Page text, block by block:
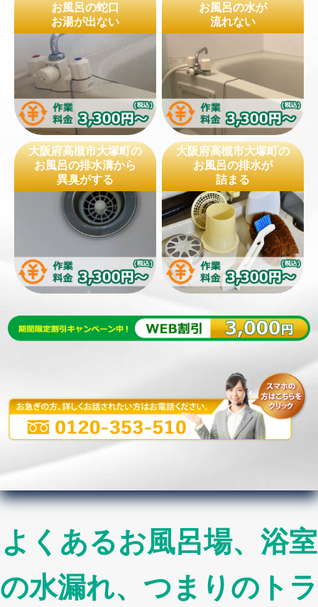
お風呂の蛇口
お湯が出ない
お風呂の水が
流れない
大阪府高槻市大塚町の
お風呂の排水溝から
異臭がする
大阪府高槻市大塚町の
お風呂の排水が
詰まる
よくあるお風呂場、浴室
の水漏れ、つまりのトラ